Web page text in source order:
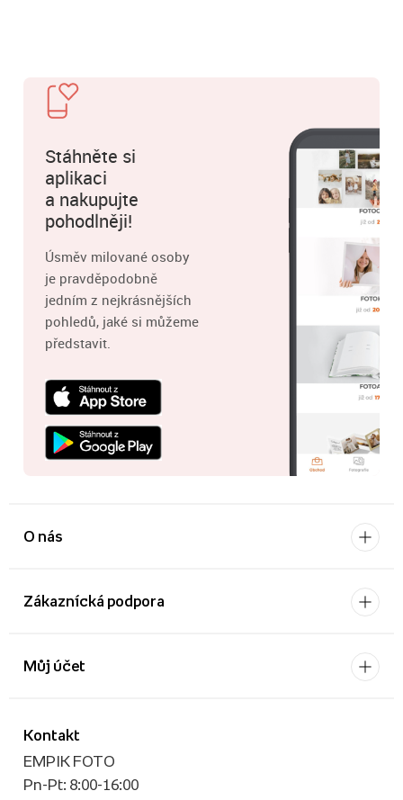
Stáhněte si
aplikaci
a nakupujte
pohodlněji!
Úsměv milované osoby
je pravděpodobně
jedním z nejkrásnějších
pohledů, jaké si můžeme
představit.
O nás
Zákaznícká podpora
Kontakt
EMPIK FOTO
Pn-Pt: 8:00-16:00
Můj účet